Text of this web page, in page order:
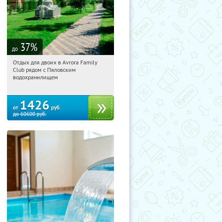
до 37%
02:28:15 Купили:
Московская обл., Мытищинский р-н,
Отдых для двоих в Avrora Family
Club рядом с Пяловским
водохранилищем
от 1426 руб.
до60600руб.